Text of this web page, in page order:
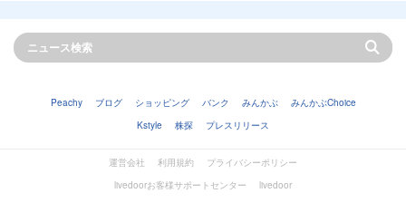
Peachy ブログ ショッピング バンク みんかぶ
みんかぶChoice
Kstyle
株探 プレスリリース
運営会社 利用規約
プライバシーポリシー
livedoorお客様サポートセンター
livedoor